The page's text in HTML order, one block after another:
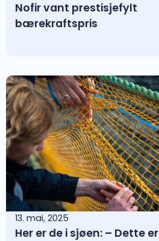
Nofir vant prestisjefylt
bærekraftspris
13. mai, 2025
Her er de i sjøen: – Dette er